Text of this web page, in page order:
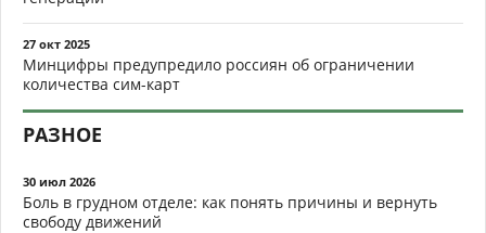
27 окт 2025
Минцифры предупредило россиян об ограничении
количества сим-карт
РАЗНОЕ
30 июл 2026
Боль в грудном отделе: как понять причины и вернуть
свободу движений